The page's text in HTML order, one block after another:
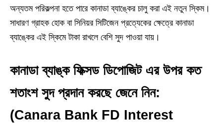
অন্যতম পরিকল্পনা হতে পারে কানাডা ব্যাঙ্কের চালু করা এই নতুন স্কিম।
সাধারণ গ্রাহক হোক বা সিনিয়র সিটিজেন প্রত্যেকের ক্ষেত্রে কানাডা
ব্যাঙ্কের এই স্কিমে টাকা রাখলে বেশি সুদ পাওয়া যায়।
কানাডা ব্যাঙ্ক ফিক্সড ডিপোজিট এর উপর কত
শতাংশ সুদ প্রদান করছে জেনে নিন:
(Canara Bank FD Interest